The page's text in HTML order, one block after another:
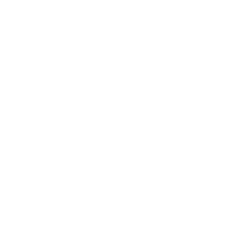
beantragen
Sie stellt eine